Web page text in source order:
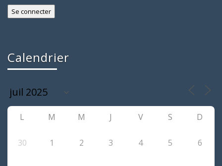
Calendrier
L M M J V S D
30 1 2 3 4 5 6